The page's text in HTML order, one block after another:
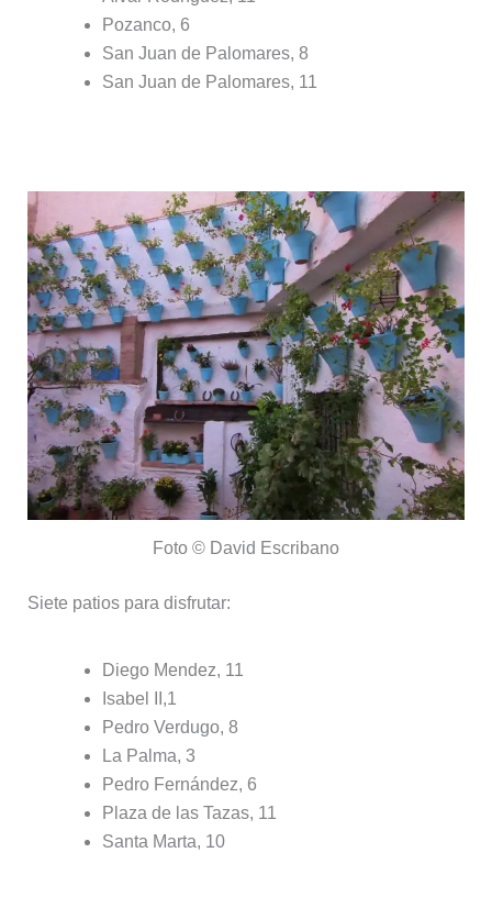
Pozanco, 6
San Juan de Palomares, 8
San Juan de Palomares, 11
Foto © David Escribano
Siete patios para disfrutar:
Diego Mendez, 11
Isabel II,1
Pedro Verdugo, 8
La Palma, 3
Pedro Fernández, 6
Plaza de las Tazas, 11
Santa Marta, 10